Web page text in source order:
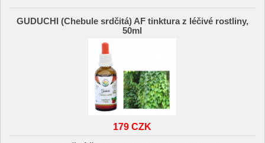
GUDUCHI (Chebule srdčitá) AF tinktura z léčivé rostliny,
50ml
179 CZK